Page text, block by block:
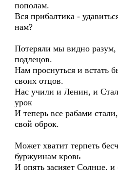
пополам.
Вся прибалтика -
нам?
Потеряли мы видно
подлецов.
Нам проснуться и встать
своих отцов.
Нас учили и Ленин, и
урок
И теперь все рабами
свой оброк.
Может хватит терпеть
буржуинам кровь
И опять засияет Солнце,